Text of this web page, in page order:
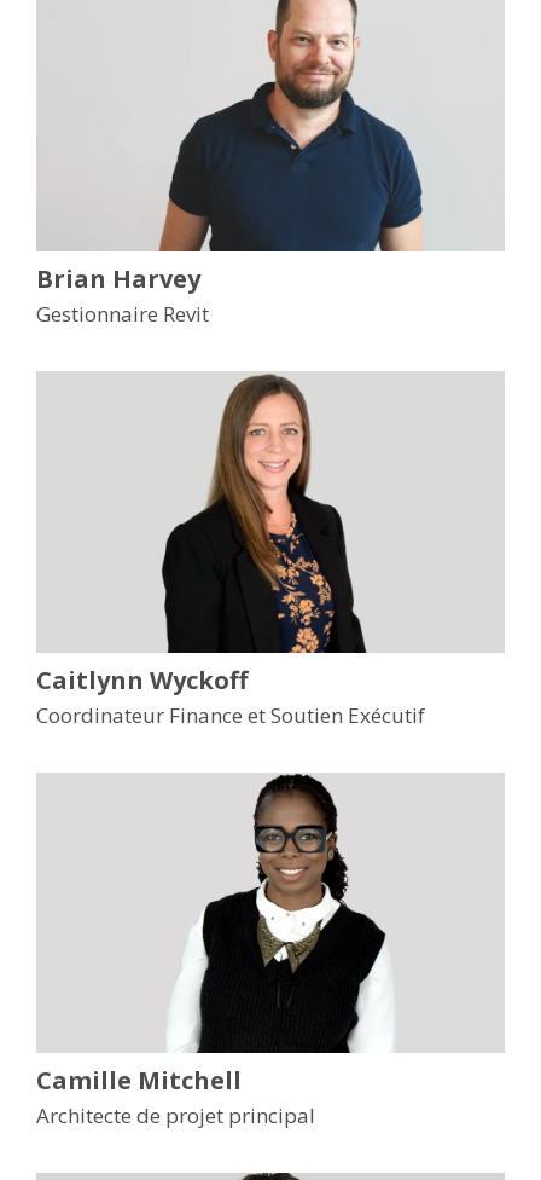
Brian Harvey
Gestionnaire Revit
Caitlynn Wyckoff
Coordinateur Finance et Soutien Exécutif
Camille Mitchell
Architecte de projet principal